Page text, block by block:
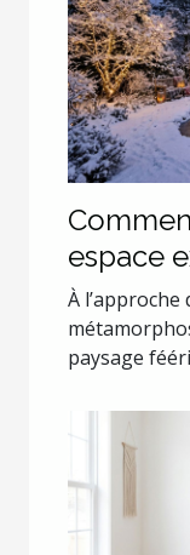
espace
paysage
?
À l’approche
paysage